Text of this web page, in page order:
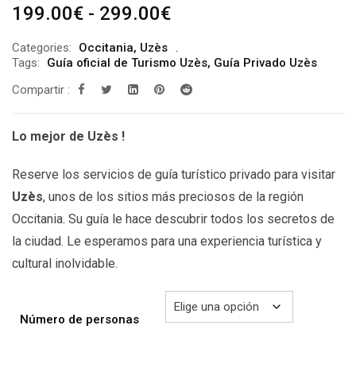
199.00€ - 299.00€Rango
precios:
desde
199.00€
Categories: Occitania, Uzès
Tags:
Guía oficial de Turismo Uzès, Guía Privado Uzès
Compartir :
Lo mejor de Uzès !
Reserve los servicios de guía turístico privado para visitar
Uzès, unos de los sitios más preciosos de la región
Occitania. Su guía le hace descubrir todos los secretos de
la ciudad. Le esperamos para una experiencia turística y
cultural inolvidable.
Número de personas